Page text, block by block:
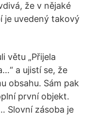
že v nějaké
je uvedený takový
větu „Přijela
a ujistí se, že
obsahu. Sám pak
první objekt.
Slovní zásoba je